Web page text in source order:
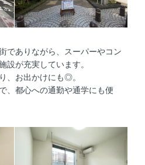
でありながら、スーパーやコン
設が充実しています。
、お出かけにも◎。
、都心への通勤や通学にも便